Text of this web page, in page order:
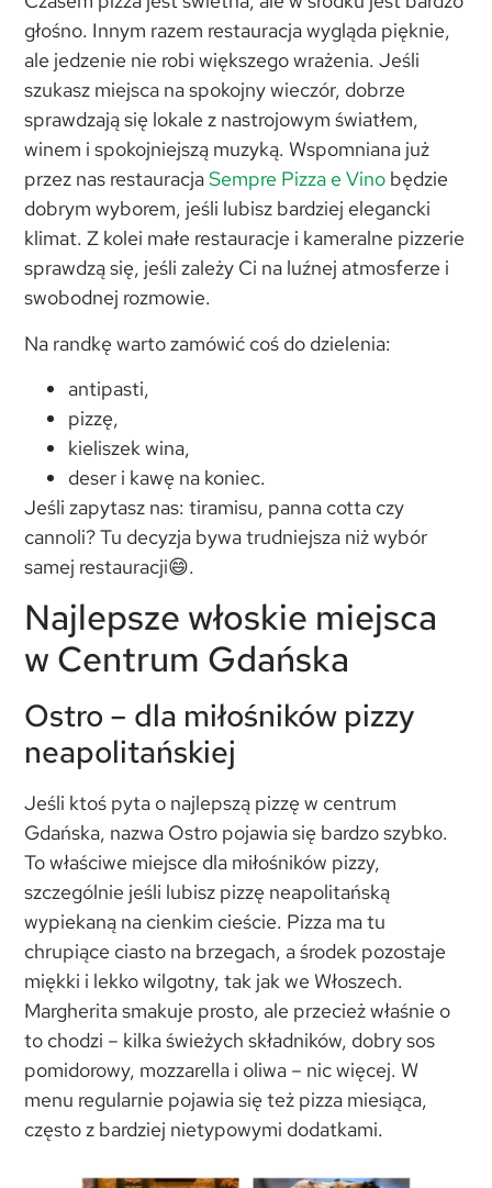
głośno. Innym razem restauracja wygląda pięknie,
ale jedzenie nie robi większego wrażenia. Jeśli
szukasz miejsca na spokojny wieczór, dobrze
sprawdzają się lokale z nastrojowym światłem,
winem i spokojniejszą muzyką. Wspomniana już
przez nas restauracjaSempre Pizza e Vino będzie
dobrym wyborem, jeśli lubisz bardziej elegancki
klimat. Z kolei małe restauracje i kameralne pizzerie
sprawdzą się, jeśli zależy Ci na luźnej atmosferze i
swobodnej rozmowie.
Na randkę warto zamówić coś do dzielenia:
antipasti,
pizzę,
kieliszek wina,
deser i kawę na koniec.
Jeśli zapytasz nas: tiramisu, panna cotta czy
cannoli? Tu decyzja bywa trudniejsza niż wybór
samej restauracji😄.
Najlepsze włoskie miejsca
w Centrum Gdańska
Ostro – dla miłośników pizzy
neapolitańskiej
Jeśli ktoś pyta o najlepszą pizzę w centrum
Gdańska, nazwa Ostro pojawia się bardzo szybko.
To właściwe miejsce dla miłośników pizzy,
szczególnie jeśli lubisz pizzę neapolitańską
wypiekaną na cienkim cieście. Pizza ma tu
chrupiące ciasto na brzegach, a środek pozostaje
miękki i lekko wilgotny, tak jak we Włoszech.
Margherita smakuje prosto, ale przecież właśnie o
to chodzi – kilka świeżych składników, dobry sos
pomidorowy, mozzarella i oliwa – nic więcej. W
menu regularnie pojawia się też pizza miesiąca,
często z bardziej nietypowymi dodatkami.